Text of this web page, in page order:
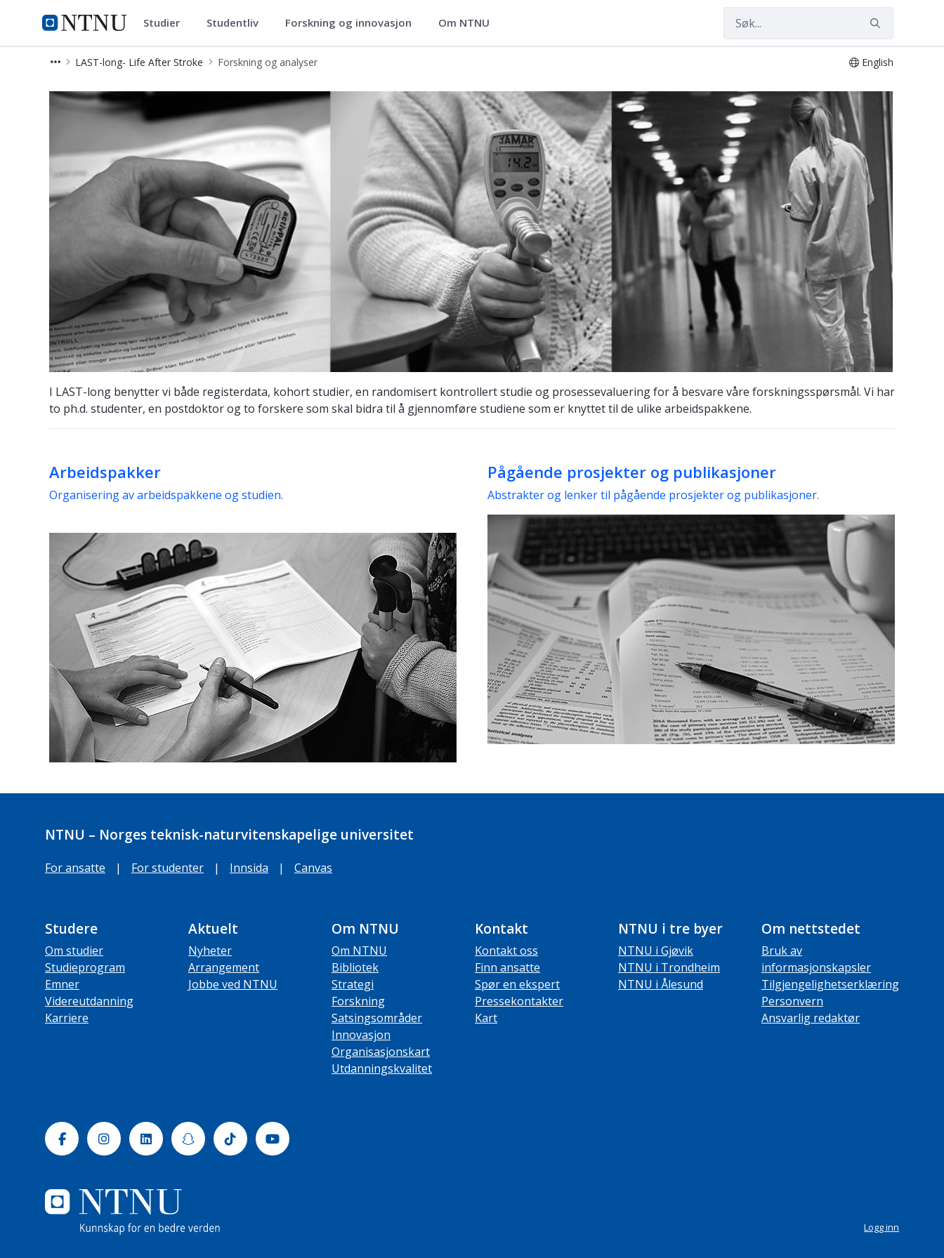
NTNU Hjemmeside
Institutt for nevromedisin og bevegelsesvitenskap
Studier Studentliv Forskning og innovasjon Om NTNU
LAST-long- Life After Stroke Forskning og analyser English
Forskning og analyser
I LAST-long benytter vi både registerdata, kohort studier, en randomisert kontrollert studie og prosessevaluering for å besvare våre forskningsspørsmål. Vi har
to ph.d. studenter, en postdoktor og to forskere som skal bidra til å gjennomføre studiene som er knyttet til de ulike arbeidspakkene.
Arbeidspakker
Organisering av arbeidspakkene og studien.
Pågående prosjekter og publikasjoner
Abstrakter og lenker til pågående prosjekter og publikasjoner.
NTNU – Norges teknisk-naturvitenskapelige universitet
For ansatte | For studenter | Innsida | Canvas
Studere
Om studier
Studieprogram
Emner
Videreutdanning
Karriere
Aktuelt
Nyheter
Arrangement
Jobbe ved NTNU
Om NTNU
Om NTNU
Bibliotek
Strategi
Forskning
Satsingsområder
Innovasjon
Organisasjonskart
Utdanningskvalitet
Kontakt
Kontakt oss
Finn ansatte
Spør en ekspert
Pressekontakter
Kart
NTNU i tre byer
NTNU i Gjøvik
NTNU i Trondheim
NTNU i Ålesund
Om nettstedet
Bruk av
informasjonskapsler
Tilgjengelighetserklæring
Personvern
Ansvarlig redaktør
FacebookInstagramLinkedinSnapchatTiktok Youtube
Logg inn